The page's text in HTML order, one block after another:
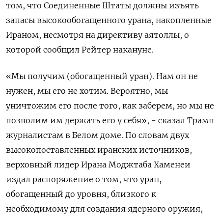
том, ​что Соединенные Штаты должны изъять
запасы высокообогащенного урана, накопленные
Ираном, несмотря на директиву аятоллы, о
которой сообщил Рейтер накануне.
«Мы получим (обогащенный уран). Нам он не
нужен, мы его не хотим. Вероятно, мы
уничтожим его после того, как заберем, но мы не
позволим им держать его ​у себя», - сказал ⁠Трамп
журналистам в Белом доме. По словам двух
высокопоставленных иранских источников,
верховный лидер Ирана Моджтаба ‌Хаменеи
издал распоряжение о том, что уран,
обогащенный до уровня, ‌близкого к
необходимому для создания ядерного оружия,